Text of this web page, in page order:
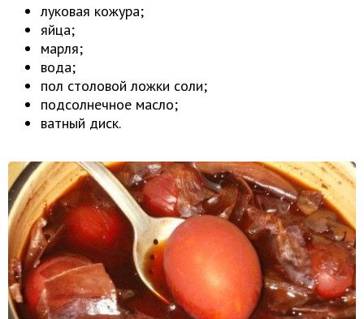
луковая кожура;
яйца;
марля;
вода;
пол столовой ложки соли;
подсолнечное масло;
ватный диск.